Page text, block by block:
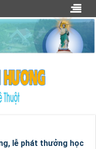
lễ phát thưởng học